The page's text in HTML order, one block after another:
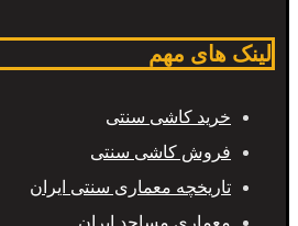
لینک های مهم
خرید کاشی سنتی
فروش کاشی سنتی
تاریخچه معماری سنتی ایران
معماری مساجد ایران